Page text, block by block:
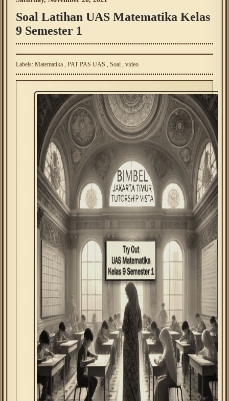
Soal Latihan UAS Matematika Kelas
9 Semester 1
Labels: Matematika PAT PAS UAS Soal video